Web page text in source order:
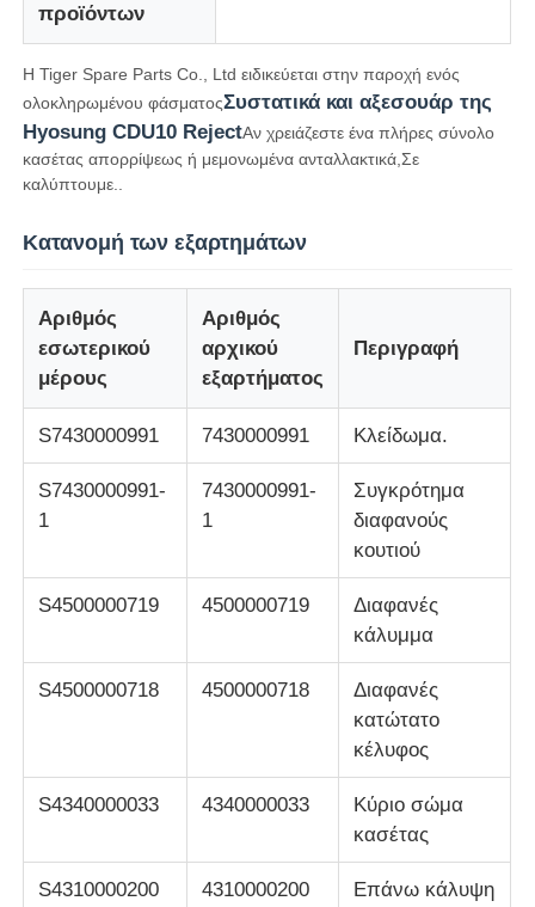
Ανταλλακτικά Wincor ATM
Τμήματα ΑΤΜ Hyosung
Μέρη GRG ATM
Τμήματα ΑΤΜ Glory NMD
Τμήματα ΑΤΜ OKI
Μέρη ATM Genmega
μετρητής λογαριασμών
Εκτυπωτής καρτών
προϊόντων
Η Tiger Spare Parts Co., Ltd ειδικεύεται στην παροχή ενός
ολοκληρωμένου φάσματοςΣυστατικά και αξεσουάρ της
Hyosung CDU10 RejectΑν χρειάζεστε ένα πλήρες σύνολο
κασέτας απορρίψεως ή μεμονωμένα ανταλλακτικά,Σε
καλύπτουμε..
Κατανομή των εξαρτημάτων
Αριθμός
εσωτερικού
μέρους
Αριθμός
αρχικού
εξαρτήματος
Περιγραφή
S7430000991 7430000991 Κλείδωμα.
S7430000991-
1
7430000991-
1
Συγκρότημα
διαφανούς
κουτιού
S4500000719 4500000719
Διαφανές
κάλυμμα
S4500000718 4500000718
Διαφανές
κατώτατο
κέλυφος
S4340000033 4340000033
Κύριο σώμα
κασέτας
S4310000200 4310000200 Επάνω κάλυψη